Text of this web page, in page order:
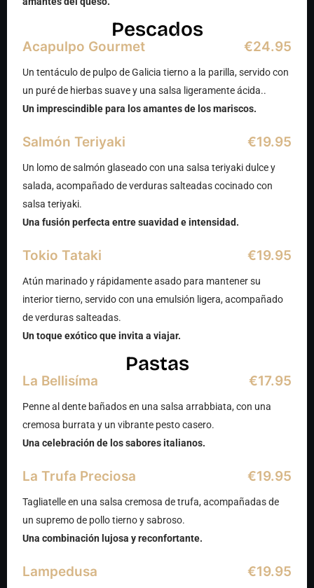
Pescados
Acapulpo Gourmet €24.95
Un tentáculo de pulpo de Galicia tierno a la parilla, servido con
un puré de hierbas suave y una salsa ligeramente ácida..
Un imprescindible para los amantes de los mariscos.
Salmón Teriyaki €19.95
Un lomo de salmón glaseado con una salsa teriyaki dulce y
salada, acompañado de verduras salteadas cocinado con
salsa teriyaki.
Una fusión perfecta entre suavidad e intensidad.
Tokio Tataki €19.95
Atún marinado y rápidamente asado para mantener su
interior tierno, servido con una emulsión ligera, acompañado
de verduras salteadas.
Un toque exótico que invita a viajar.
Pastas
La Bellisíma €17.95
Penne al dente bañados en una salsa arrabbiata, con una
cremosa burrata y un vibrante pesto casero.
Una celebración de los sabores italianos.
La Trufa Preciosa €19.95
Tagliatelle en una salsa cremosa de trufa, acompañadas de
un supremo de pollo tierno y sabroso.
Una combinación lujosa y reconfortante.
Lampedusa €19.95